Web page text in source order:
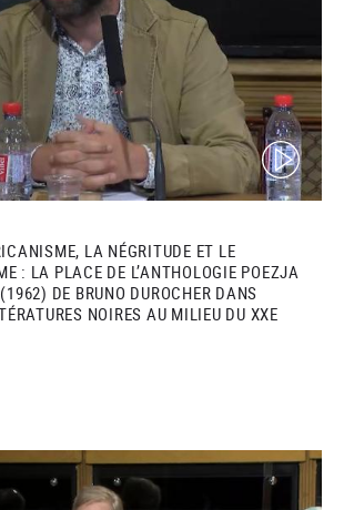
(video)
LA NÉGRITUDE ET LE
: LA PLACE DE L’ANTHOLOGIE POEZJA
DE BRUNO DUROCHER DANS
NOIRES AU MILIEU DU XXE